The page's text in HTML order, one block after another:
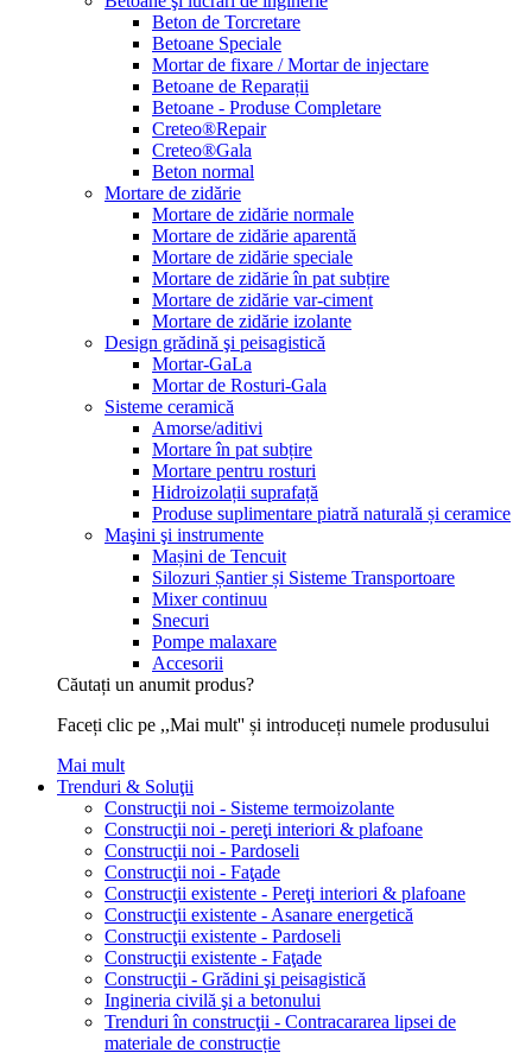
Beton de Torcretare
Betoane Speciale
Mortar de fixare / Mortar de injectare
Betoane de Reparații
Betoane - Produse Completare
Creteo®Repair
Creteo®Gala
Beton normal
Mortare de zidărie
Mortare de zidărie normale
Mortare de zidărie aparentă
Mortare de zidărie speciale
Mortare de zidărie în pat subțire
Mortare de zidărie var-ciment
Mortare de zidărie izolante
Design grădină şi peisagistică
Mortar-GaLa
Mortar de Rosturi-Gala
Sisteme ceramică
Amorse/aditivi
Mortare în pat subțire
Mortare pentru rosturi
Hidroizolații suprafață
Produse suplimentare piatră naturală și ceramice
Maşini şi instrumente
Mașini de Tencuit
Silozuri Șantier și Sisteme Transportoare
Mixer continuu
Snecuri
Pompe malaxare
Accesorii
Căutați un anumit produs?
Faceți clic pe ,,Mai mult'' și introduceți numele produsului
Mai mult
Trenduri & Soluţii
Construcţii noi - Sisteme termoizolante
Construcţii noi - pereţi interiori & plafoane
Construcţii noi - Pardoseli
Construcţii noi - Faţade
Construcţii existente - Pereţi interiori & plafoane
Construcţii existente - Asanare energetică
Construcţii existente - Pardoseli
Construcţii existente - Faţade
Construcţii - Grădini şi peisagistică
Ingineria civilă şi a betonului
Trenduri în construcţii - Contracararea lipsei de
materiale de construcție